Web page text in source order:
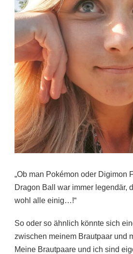
„Ob man Pokémon oder Digimon
Dragon Ball war immer legendär,
wohl alle einig…!“
So oder so ähnlich könnte sich
zwischen meinem Brautpaar und
Meine Brautpaare und ich sind